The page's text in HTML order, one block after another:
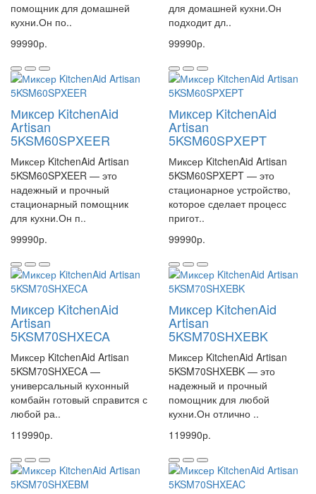
помощник для домашней
кухни.Он по..
99990р.
для домашней кухни.Он
подходит дл..
99990р.
Миксер KitchenAid
Artisan
5KSM60SPXEER
Миксер KitchenAid Artisan
5KSM60SPXEER — это
надежный и прочный
стационарный помощник
для кухни.Он п..
99990р.
Миксер KitchenAid
Artisan
5KSM60SPXEPT
Миксер KitchenAid Artisan
5KSM60SPXEPT — это
стационарное устройство,
которое сделает процесс
пригот..
99990р.
Миксер KitchenAid
Artisan
5KSM70SHXECA
Миксер KitchenAid Artisan
5KSM70SHXECA —
универсальный кухонный
комбайн готовый справится с
любой ра..
119990р.
Миксер KitchenAid
Artisan
5KSM70SHXEBK
Миксер KitchenAid Artisan
5KSM70SHXEBK — это
надежный и прочный
помощник для любой
кухни.Он отлично ..
119990р.